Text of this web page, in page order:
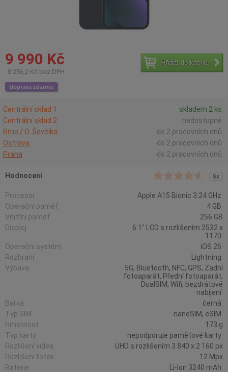
9 990 Kč
8 256,2 Kč bez DPH
Přidat do košíku
doprava zdarma
Centrální sklad 1
skladem 2 ks
Centrální sklad 2
nedostupné
Brno / O. Ševčíka
do 2 pracovních dnů
Ostrava
do 2 pracovních dnů
Praha
do 2 pracovních dnů
Hodnocení 8x
Procesor
Apple A15 Bionic 3.24 GHz
Operační paměť
4 GB
Vnitřní paměť
256 GB
Displej
6.1" LCD s rozlišením 2532 x
1170
Operační systém
iOS 26
Rozhraní
Lightning
Výbava
5G, Bluetooth, NFC, GPS, Zadní
fotoaparát, Přední fotoaparát,
DualSIM, Wifi, bezdrátové
nabíjení
Barva
černá
Typ SIM
nanoSIM, eSIM
Hmotnost
173 g
Typ karty
nepodporuje paměťové karty
Rozlišení videa
UHD s rozlišením 3 840 x 2 160 px
Rozlišení fotek
12 Mpx
Baterie
Li-Ion 3240 mAh